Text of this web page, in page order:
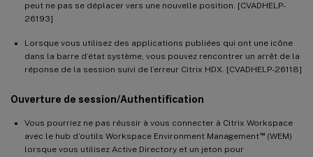
peut ne pas se déplacer vers une nouvelle position. [CVADHELP-
26193]
Lorsque vous utilisez des applications publiées qui ont une icône
dans la barre d’état système, vous pouvez rencontrer un arrêt de la
réponse de la session suivi de l’erreur Citrix HDX. [CVADHELP-26118]
Ouverture de session/Authentification
Vous pourriez ne pas réussir à vous connecter à Citrix Workspace
avec le hub d’outils Workspace Environment Management™(WEM)
lorsque vous utilisez Active Directory et un jeton pour